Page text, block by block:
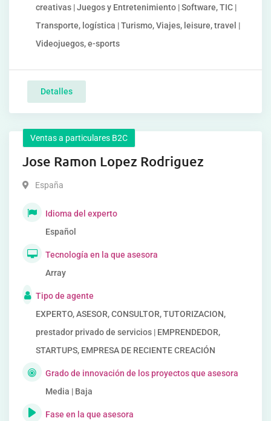
creativas | Juegos y Entretenimiento | Software, TIC |
Transporte, logística | Turismo, Viajes, leisure, travel |
Videojuegos, e-sports
Detalles
Ventas a particulares B2C
Jose Ramon Lopez Rodriguez
España
Idioma del experto
Español
Tecnología en la que asesora
Array
Tipo de agente
EXPERTO, ASESOR, CONSULTOR, TUTORIZACION,
prestador privado de servicios | EMPRENDEDOR,
STARTUPS, EMPRESA DE RECIENTE CREACIÓN
Grado de innovación de los proyectos que asesora
Media | Baja
Fase en la que asesora